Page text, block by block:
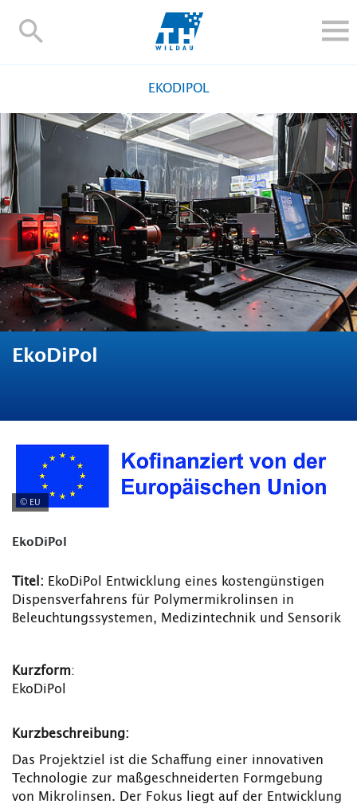
TH-
FORSCHUNG UND TRANSFER
HOCHSCHULE
INTERNATIONAL
BESCHÄFTIGTE
Blogs Kontakt und Anfahrt Webmail Moodle
TH Online-Portal Personensuche English
EKODIPOL
EkoDiPol
© EU
EkoDiPol
Titel: EkoDiPol Entwicklung eines kostengünstigen
Dispensverfahrens für Polymermikrolinsen in
Beleuchtungssystemen, Medizintechnik und Sensorik
Kurzform:
EkoDiPol
Kurzbeschreibung:
Das Projektziel ist die Schaffung einer innovativen
Technologie zur maßgeschneiderten Formgebung
von Mikrolinsen. Der Fokus liegt auf der Entwicklung